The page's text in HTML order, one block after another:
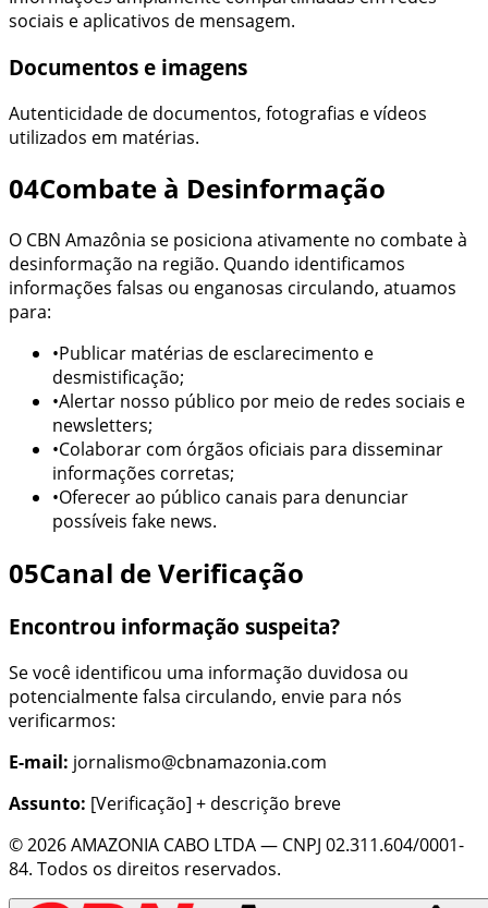
sociais e aplicativos de mensagem.
Documentos e imagens
Autenticidade de documentos, fotografias e vídeos
utilizados em matérias.
04Combate à Desinformação
O CBN Amazônia se posiciona ativamente no combate à
desinformação na região. Quando identificamos
informações falsas ou enganosas circulando, atuamos
para:
•Publicar matérias de esclarecimento e
desmistificação;
•Alertar nosso público por meio de redes sociais e
newsletters;
•Colaborar com órgãos oficiais para disseminar
informações corretas;
•Oferecer ao público canais para denunciar
possíveis fake news.
05Canal de Verificação
Encontrou informação suspeita?
Se você identificou uma informação duvidosa ou
potencialmente falsa circulando, envie para nós
verificarmos:
E-mail: jornalismo@cbnamazonia.com
Assunto: [Verificação] + descrição breve
©2026AMAZONIA CABO LTDA— CNPJ 02.311.604/0001-
84. Todos os direitos reservados.